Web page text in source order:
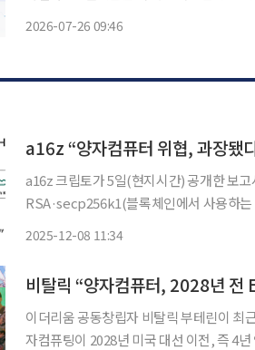
2026-07-26 09:46
a16z “양자컴퓨터 위협, 과장됐
a16z 크립토가 5일(현지시간) 공개한 보
RSA·secp256k1(블록체인에서 사용하
2025-12-08 11:34
비탈릭 “양자컴퓨터, 2028년 전
이더리움 공동창립자 비탈릭 부테린이
자컴퓨팅이 2028년 미국 대선 이전, 즉 4